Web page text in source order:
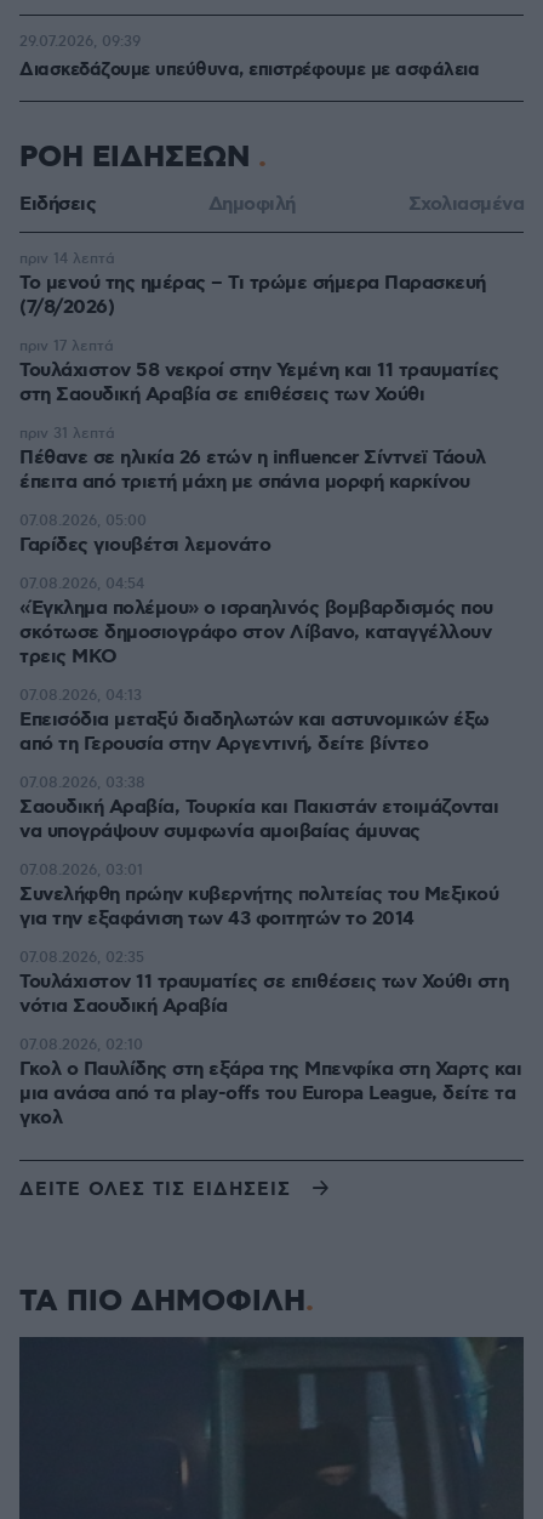
Διασκεδάζουμε υπεύθυνα, επιστρέφουμε με ασφάλεια
29.07.2026, 09:39
ΡΟΗ ΕΙΔΗΣΕΩΝ
Ειδήσεις Δημοφιλή Σχολιασμένα
Το μενού της ημέρας – Τι τρώμε σήμερα Παρασκευή
(7/8/2026)
πριν 14 λεπτά
Τουλάχιστον 58 νεκροί στην Υεμένη και 11 τραυματίες
στη Σαουδική Αραβία σε επιθέσεις των Χούθι
πριν 17 λεπτά
Πέθανε σε ηλικία 26 ετών η influencer Σίντνεϊ Τάουλ
έπειτα από τριετή μάχη με σπάνια μορφή καρκίνου
πριν 31 λεπτά
Γαρίδες γιουβέτσι λεμονάτο
07.08.2026, 05:00
«Έγκλημα πολέμου» ο ισραηλινός βομβαρδισμός που
σκότωσε δημοσιογράφο στον Λίβανο, καταγγέλλουν
τρεις ΜΚΟ
07.08.2026, 04:54
Επεισόδια μεταξύ διαδηλωτών και αστυνομικών έξω
από τη Γερουσία στην Αργεντινή, δείτε βίντεο
07.08.2026, 04:13
Σαουδική Αραβία, Τουρκία και Πακιστάν ετοιμάζονται
να υπογράψουν συμφωνία αμοιβαίας άμυνας
07.08.2026, 03:38
Συνελήφθη πρώην κυβερνήτης πολιτείας του Μεξικού
για την εξαφάνιση των 43 φοιτητών το 2014
07.08.2026, 03:01
Τουλάχιστον 11 τραυματίες σε επιθέσεις των Χούθι στη
νότια Σαουδική Αραβία
07.08.2026, 02:35
Γκολ ο Παυλίδης στη εξάρα της Μπενφίκα στη Χαρτς και
μια ανάσα από τα play-offs του Europa League, δείτε τα
γκολ
07.08.2026, 02:10
ΔΕΙΤΕ ΟΛΕΣ ΤΙΣ ΕΙΔΗΣΕΙΣ
ΤΑ ΠΙΟ ΔΗΜΟΦΙΛΗ